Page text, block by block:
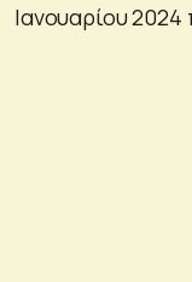
Ιανουαρίου